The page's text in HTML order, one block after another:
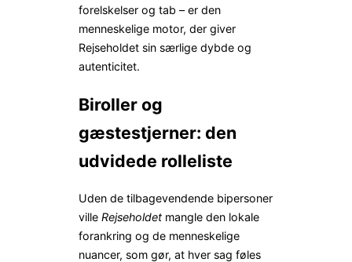
forelskelser og tab – er den
menneskelige motor, der giver
Rejseholdet sin særlige dybde og
autenticitet.
Biroller og
gæstestjerner: den
udvidede rolleliste
Uden de tilbagevendende bipersoner
ville Rejseholdet mangle den lokale
forankring og de menneskelige
nuancer, som gør, at hver sag føles